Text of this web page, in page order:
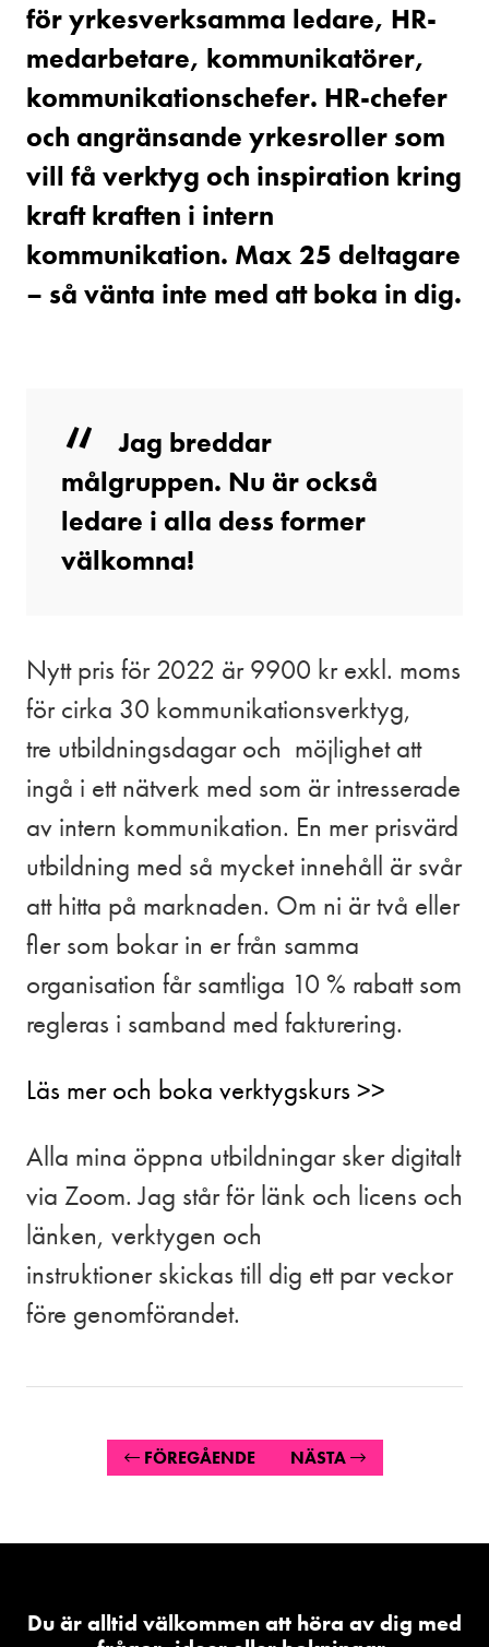
för yrkesverksamma ledare, HR-
medarbetare, kommunikatörer,
kommunikationschefer. HR-chefer
och angränsande yrkesroller som
vill få verktyg och inspiration kring
kraft kraften i intern
kommunikation. Max 25 deltagare
– så vänta inte med att boka in dig.
Jag breddar
målgruppen. Nu är också
ledare i alla dess former
välkomna!
Nytt pris för 2022 är 9900 kr exkl. moms
för cirka 30 kommunikationsverktyg,
tre utbildningsdagar och möjlighet att
ingå i ett nätverk med som är intresserade
av intern kommunikation. En mer prisvärd
utbildning med så mycket innehåll är svår
att hitta på marknaden. Om ni är två eller
fler som bokar in er från samma
organisation får samtliga 10 % rabatt som
regleras i samband med fakturering.
Läs mer och boka verktygskurs >>
Alla mina öppna utbildningar sker digitalt
via Zoom. Jag står för länk och licens och
länken, verktygen och
instruktioner skickas till dig ett par veckor
före genomförandet.
FÖREGÅENDE NÄSTA
Du är alltid välkommen att höra av dig med